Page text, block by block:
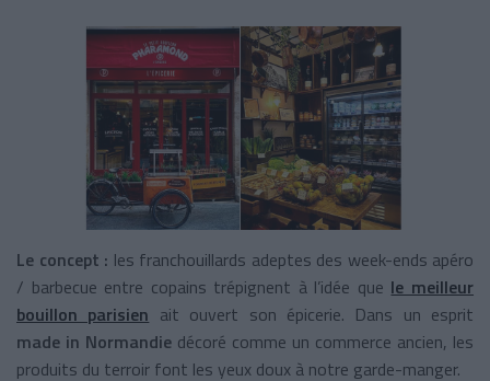
Le concept : les franchouillards adeptes des week-ends apéro
/ barbecue entre copains trépignent à l’idée que le meilleur
bouillon parisien ait ouvert son épicerie. Dans un esprit
made in Normandie décoré comme un commerce ancien, les
produits du terroir font les yeux doux à notre garde-manger.